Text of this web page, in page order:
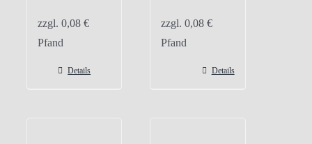
zzgl. 0,08 €
Pfand
Details
zzgl.0,08€
Pfand
Details